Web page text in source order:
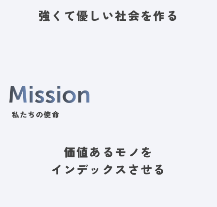
強くて優しい社会を作る
Mission
私たちの使命
価値あるモノを
インデックスさせる